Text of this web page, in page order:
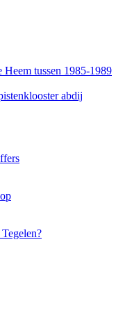
Heem tussen 1985-1989
abdij